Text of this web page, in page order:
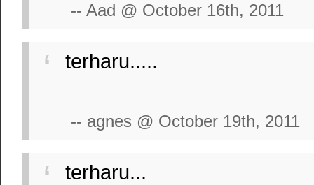
-- Aad @ October 16th, 2011
terharu.....
-- agnes @ October 19th, 2011
terharu...